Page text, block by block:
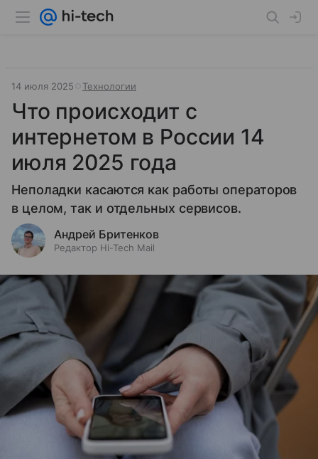
14 июля 2025 Технологии
Что происходит с
интернетом в России 14
июля 2025 года
Неполадки касаются как работы операторов
в целом, так и отдельных сервисов.
Андрей Бритенков
Редактор Hi-Tech Mail